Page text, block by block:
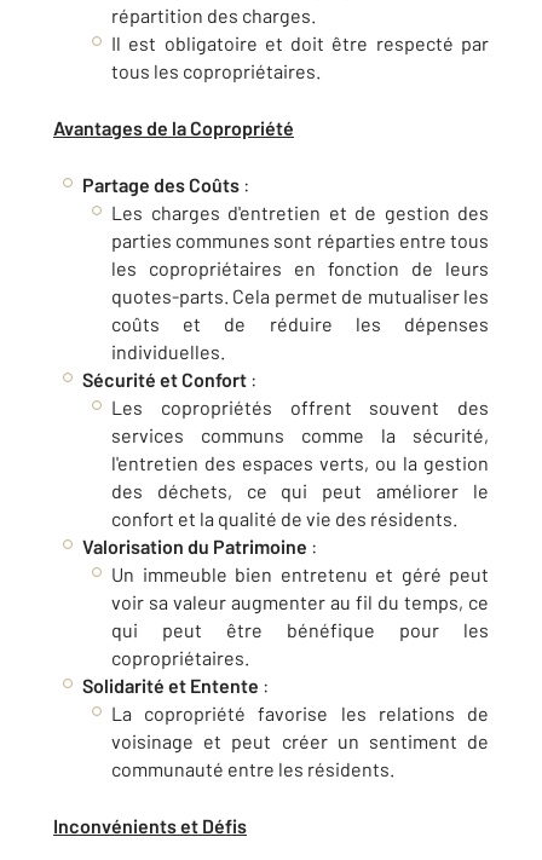
répartition des charges.
Il est obligatoire et doit être respecté par
tous les copropriétaires.
Avantages de la Copropriété
Partage des Coûts :
Les charges d'entretien et de gestion des
parties communes sont réparties entre tous
les copropriétaires en fonction de leurs
quotes-parts. Cela permet de mutualiser les
coûts et de réduire les dépenses
individuelles.
Sécurité et Confort :
Les copropriétés offrent souvent des
services communs comme la sécurité,
l'entretien des espaces verts, ou la gestion
des déchets, ce qui peut améliorer le
confort et la qualité de vie des résidents.
Valorisation du Patrimoine :
Un immeuble bien entretenu et géré peut
voir sa valeur augmenter au fil du temps, ce
qui peut être bénéfique pour les
copropriétaires.
Solidarité et Entente :
La copropriété favorise les relations de
voisinage et peut créer un sentiment de
communauté entre les résidents.
Inconvénients et Défis